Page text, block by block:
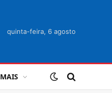
quinta-feira, 6 agosto
MAIS